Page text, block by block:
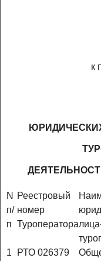
к
N
п/
п
Реестровый
номер
Туроператора
1 РТО 026379